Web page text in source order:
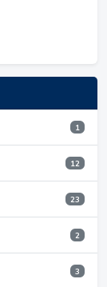
1
12
23
2
3